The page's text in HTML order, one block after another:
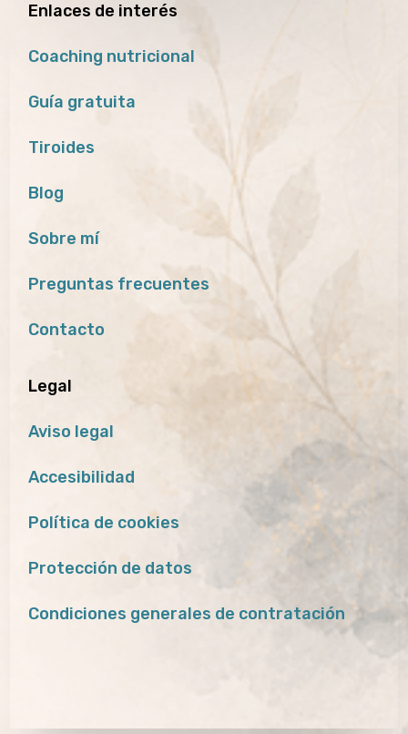
Enlaces de interés
Coaching nutricional
Guía gratuita
Tiroides
Blog
Sobre mí
Preguntas frecuentes
Contacto
Legal
Aviso legal
Accesibilidad
Política de cookies
Protección de datos
Condiciones generales de contratación